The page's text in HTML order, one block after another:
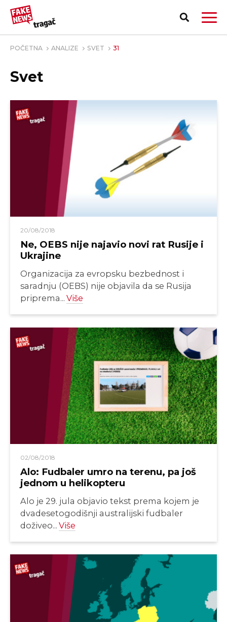
PRIJAVI LAŽNU VEST!
POČETNA ANALIZE SVET 31
Svet
20/08/2018
Ne, OEBS nije najavio novi rat Rusije i
Ukrajine
Organizacija za evropsku bezbednost i
saradnju (OEBS) nije objavila da se Rusija
priprema... Više
02/08/2018
Alo: Fudbaler umro na terenu, pa još
jednom u helikopteru
Alo je 29. jula objavio tekst prema kojem je
dvadesetogodišnji australijski fudbaler
doživeo... Više